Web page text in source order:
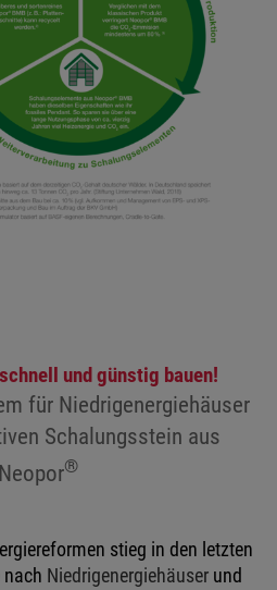
und günstig bauen!
für Niedrigenergiehäuser
Schalungsstein aus
Neopor®
stieg in den letzten
Niedrigenergiehäuserund